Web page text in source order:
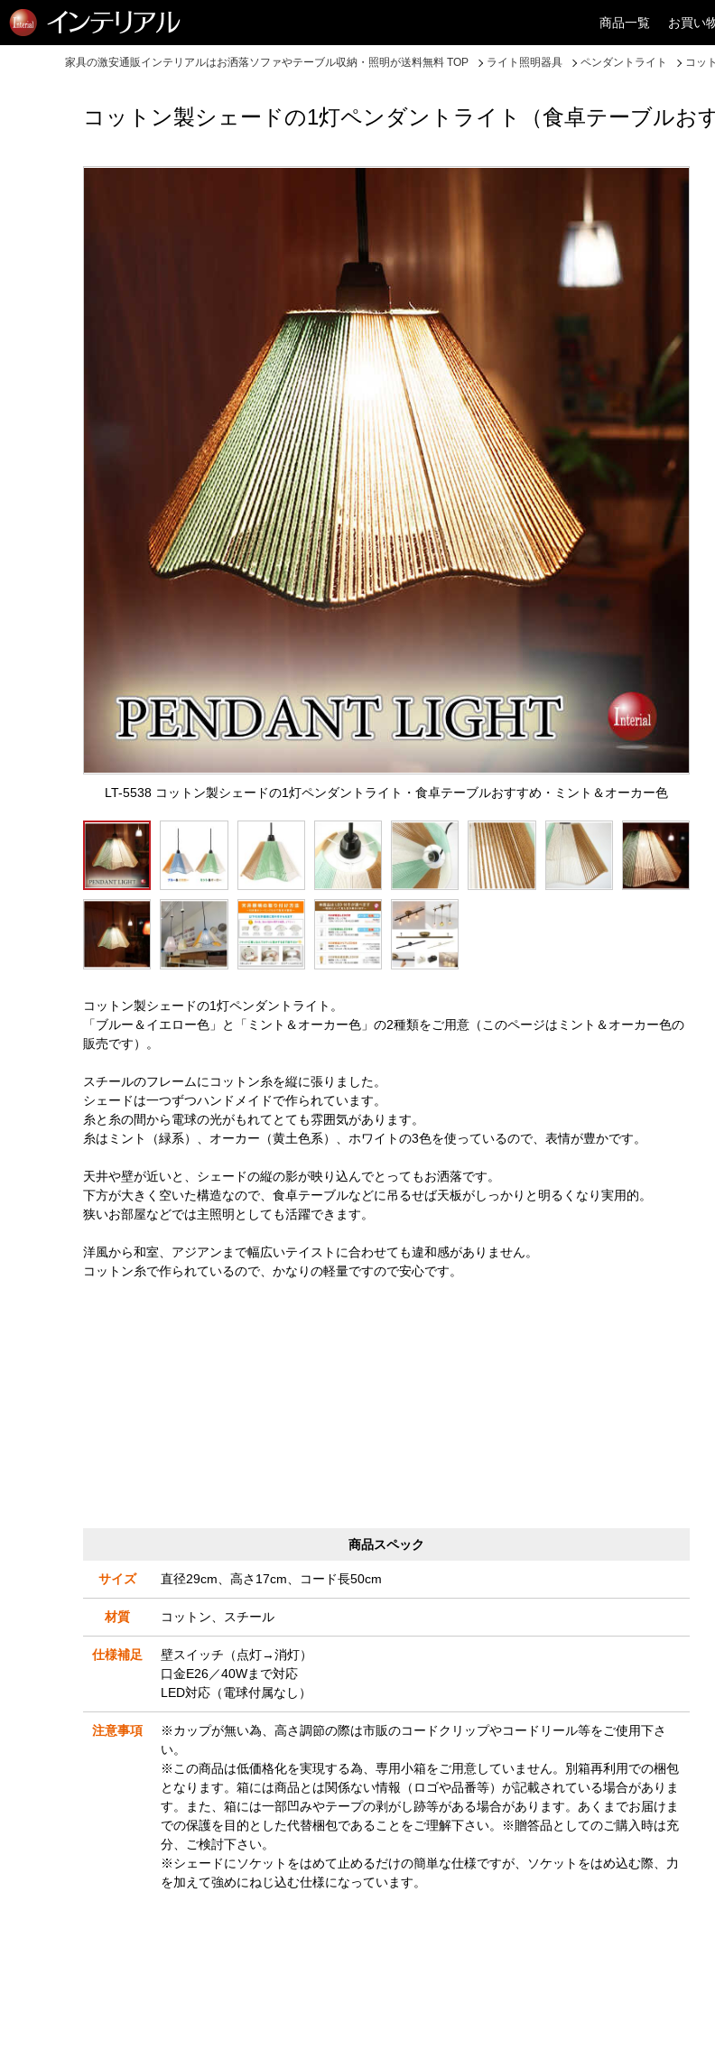
商品一覧 お買い
家具の激安通販インテリアルはお洒落ソファやテーブル収納・照明が送料無料 TOP ライト照明器具 ペンダントライト コッ
コットン製シェードの1灯ペンダントライト（食卓テーブルお
LT-5538 コットン製シェードの1灯ペンダントライト・食卓テーブルおすすめ・ミント＆オーカー色
コットン製シェードの1灯ペンダントライト。
「ブルー＆イエロー色」と「ミント＆オーカー色」の2種類をご用意（このページはミント＆オーカー色の
販売です）。
スチールのフレームにコットン糸を縦に張りました。
シェードは一つずつハンドメイドで作られています。
糸と糸の間から電球の光がもれてとても雰囲気があります。
糸はミント（緑系）、オーカー（黄土色系）、ホワイトの3色を使っているので、表情が豊かです。
天井や壁が近いと、シェードの縦の影が映り込んでとってもお洒落です。
下方が大きく空いた構造なので、食卓テーブルなどに吊るせば天板がしっかりと明るくなり実用的。
狭いお部屋などでは主照明としても活躍できます。
洋風から和室、アジアンまで幅広いテイストに合わせても違和感がありません。
コットン糸で作られているので、かなりの軽量ですので安心です。
商品スペック
サイズ 直径29cm、高さ17cm、コード長50cm
材質 コットン、スチール
仕様補足
壁スイッチ（点灯→消灯）
口金E26／40Wまで対応
LED対応（電球付属なし）
注意事項
※カップが無い為、高さ調節の際は市販のコードクリップやコードリール等をご使用下さ
い。
※この商品は低価格化を実現する為、専用小箱をご用意していません。別箱再利用での梱包
となります。箱には商品とは関係ない情報（ロゴや品番等）が記載されている場合がありま
す。また、箱には一部凹みやテープの剥がし跡等がある場合があります。あくまでお届けま
での保護を目的とした代替梱包であることをご理解下さい。※贈答品としてのご購入時は充
分、ご検討下さい。
※シェードにソケットをはめて止めるだけの簡単な仕様ですが、ソケットをはめ込む際、力
を加えて強めにねじ込む仕様になっています。